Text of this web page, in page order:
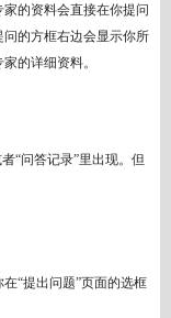
的资料会直接在你提问
的方框右边会显示你所
的详细资料。
“问答记录”里出现。但
在“提出问题”页面的选框